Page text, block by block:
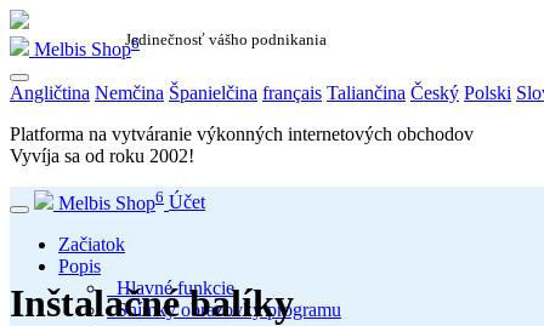
Jedinečnosť vášho podnikania
Melbis Shop6
Angličtina Nemčina Španielčina français Taliančina Český Polski
Platforma na vytváranie výkonných internetových obchodov
Vyvíja sa od roku 2002!
Melbis Shop6 Účet
Začiatok
Popis
Hlavné funkcie
Snímky obrazovky programu
Inštalačné balíky